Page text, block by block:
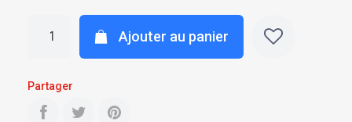
Ajouter au panier
Partager